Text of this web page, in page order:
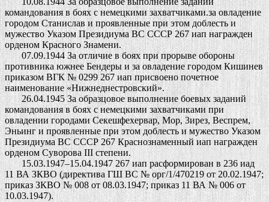
командования в боях с немецкими захватчиками.за овладение
городом Станислав и проявленные при этом доблесть и
мужество Указом Президиума ВС СССР 267 иап награжден
орденом Красного Знамени.
07.09.1944 За отличие в боях при прорыве обороны
противника южнее Бендеры и за овладение городом Кишинев
приказом ВГК № 0299 267 иап присвоено почетное
наименование «Нижнеднестровский».
26.04.1945 За образцовое выполнение боевых заданий
командования в боях с немецкими захватчиками при
овладении городами Секешфехервар, Мор, 3ирез, Веспрем,
Эньинг и проявленные при этом доблесть и мужество Указом
Президиума ВС СССР 267 Краснознаменный иап награжден
орденом Суворова III степени.
15.03.1947–15.04.1947 267 иап расформирован в 236 иад
11 ВА ЗКВО (директива ГШ ВС № орг/1/470219 от 20.02.1947;
приказ ЗКВО № 008 от 08.03.1947; приказ 11 ВА № 006 от
10.03.1947).